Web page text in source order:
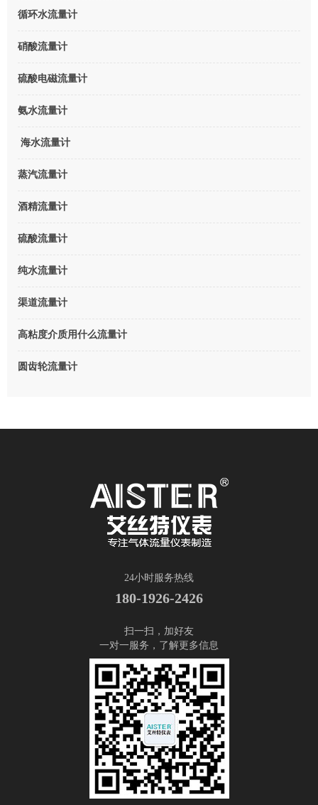
循环水流量计
硝酸流量计
硫酸电磁流量计
氨水流量计
海水流量计
蒸汽流量计
酒精流量计
硫酸流量计
纯水流量计
渠道流量计
高粘度介质用什么流量计
圆齿轮流量计
24小时服务热线
180-1926-2426
扫一扫，加好友
一对一服务，了解更多信息